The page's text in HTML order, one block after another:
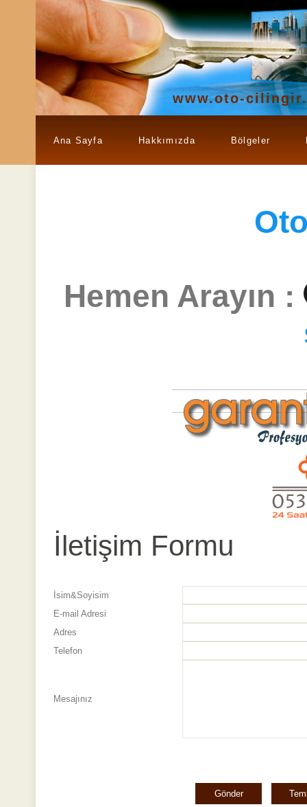
www.oto-
Ana Sayfa Hakkımızda Bölgeler
Hemen Arayın :
İletişim Formu
İsim&Soyisim
E-mail Adresi
Adres
Telefon
Mesajınız